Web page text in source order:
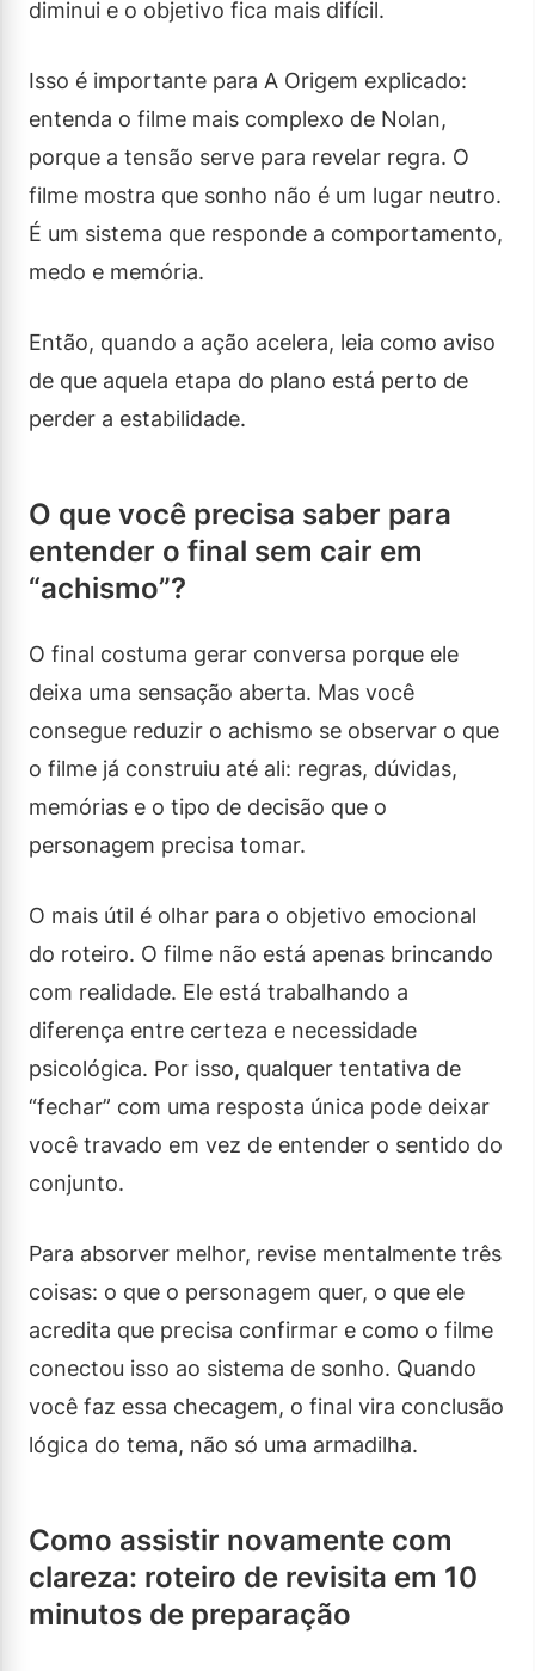
diminui e o objetivo fica mais difícil.
Isso é importante para A Origem explicado:
entenda o filme mais complexo de Nolan,
porque a tensão serve para revelar regra. O
filme mostra que sonho não é um lugar neutro.
É um sistema que responde a comportamento,
medo e memória.
Então, quando a ação acelera, leia como aviso
de que aquela etapa do plano está perto de
perder a estabilidade.
O que você precisa saber para
entender o final sem cair em
“achismo”?
O final costuma gerar conversa porque ele
deixa uma sensação aberta. Mas você
consegue reduzir o achismo se observar o que
o filme já construiu até ali: regras, dúvidas,
memórias e o tipo de decisão que o
personagem precisa tomar.
O mais útil é olhar para o objetivo emocional
do roteiro. O filme não está apenas brincando
com realidade. Ele está trabalhando a
diferença entre certeza e necessidade
psicológica. Por isso, qualquer tentativa de
“fechar” com uma resposta única pode deixar
você travado em vez de entender o sentido do
conjunto.
Para absorver melhor, revise mentalmente três
coisas: o que o personagem quer, o que ele
acredita que precisa confirmar e como o filme
conectou isso ao sistema de sonho. Quando
você faz essa checagem, o final vira conclusão
lógica do tema, não só uma armadilha.
Como assistir novamente com
clareza: roteiro de revisita em 10
minutos de preparação